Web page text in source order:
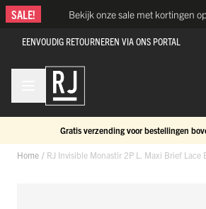
Ga naar de inhoud
SALE! Bekijk onze sale met kortingen
EENVOUDIG RETOURNEREN VIA ONS PORTAL
Gratis verzending voor bestellingen
Home / RJ Invisible Monastir 2P L. Maxi Brief Lace